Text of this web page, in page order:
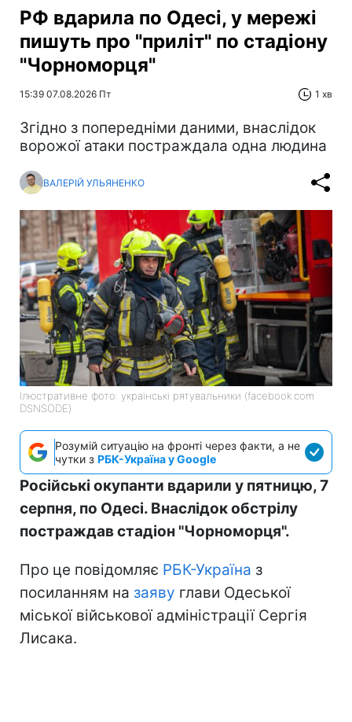
РФ вдарила по Одесі, у мережі
пишуть про "приліт" по стадіону
"Чорноморця"
15:39 07.08.2026 Пт 1 хв
Згідно з попередніми даними, внаслідок
ворожої атаки постраждала одна людина
ВАЛЕРІЙ УЛЬЯНЕНКО
Ілюстративне фото: українські рятувальники (facebook.com
DSNSODE)
Розумій ситуацію на фронті через факти, а не
чутки з РБК-Україна у Google
Російські окупанти вдарили у пятницю, 7
серпня, по Одесі. Внаслідок обстрілу
постраждав стадіон "Чорноморця".
Про це повідомляє РБК-Україна з
посиланням на заяву глави Одеської
міської військової адміністрації Сергія
Лисака.